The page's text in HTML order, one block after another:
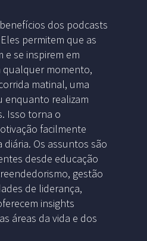
dos podcasts
permitem que as
e se inspirem em
momento,
matinal, uma
enquanto realizam
Isso torna o
facilmente
Os assuntos são
desde educação
gestão
de liderança,
insights
áreas da vida e dos